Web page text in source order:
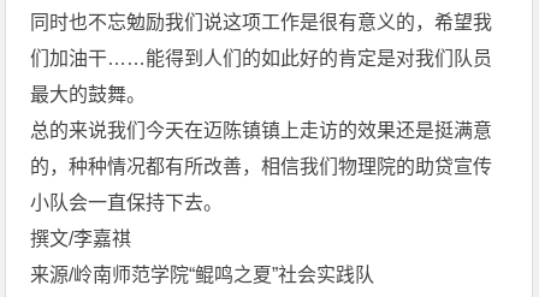
同时也不忘勉励我们说这项工作是很有意义的，希望我
们加油干……能得到人们的如此好的肯定是对我们队员
最大的鼓舞。
总的来说我们今天在迈陈镇镇上走访的效果还是挺满意
的，种种情况都有所改善，相信我们物理院的助贷宣传
小队会一直保持下去。
撰文/李嘉祺
来源/岭南师范学院“鲲鸣之夏”社会实践队